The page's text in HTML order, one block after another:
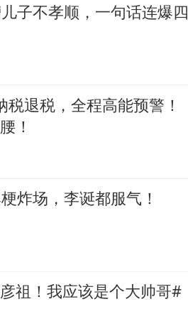
子不孝顺，一句话连爆四
退税，全程高能预警！
！
炸场，李诞都服气！
祖！我应该是个大帅哥#